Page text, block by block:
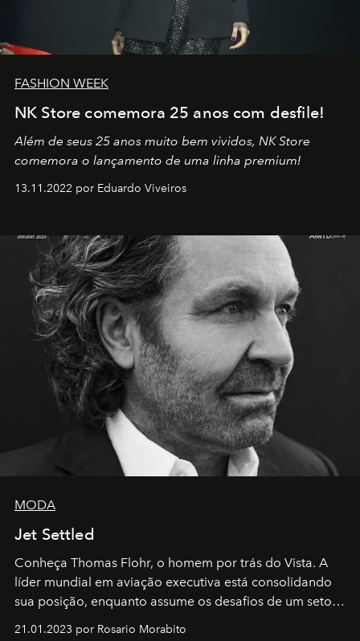
FASHION WEEK
NK Store comemora 25 anos com desfile!
Além de seus 25 anos muito bem vividos, NK Store
comemora o lançamento de uma linha premium!
13.11.2022 por Eduardo Viveiros
MODA
Jet Settled
Conheça Thomas Flohr, o homem por trás do Vista. A
líder mundial em aviação executiva está consolidando
sua posição, enquanto assume os desafios de um setor
em rápida evolução e redefinindo o conceito de luxo
21.01.2023 por Rosario Morabito